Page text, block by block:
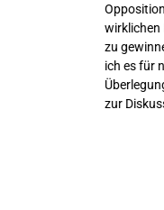
wirklichen
zu
ich es für
zur